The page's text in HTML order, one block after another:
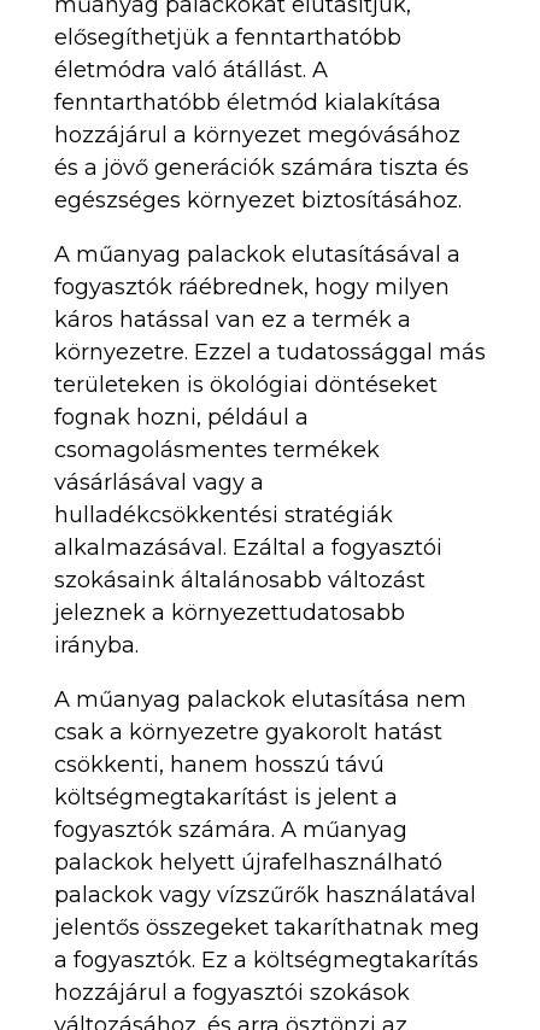
elősegíthetjük a fenntarthatóbb
életmódra való átállást. A
fenntarthatóbb életmód kialakítása
hozzájárul a környezet megóvásához
és a jövő generációk számára tiszta és
egészséges környezet biztosításához.
A műanyag palackok elutasításával a
fogyasztók ráébrednek, hogy milyen
káros hatással van ez a termék a
környezetre. Ezzel a tudatossággal más
területeken is ökológiai döntéseket
fognak hozni, például a
csomagolásmentes termékek
vásárlásával vagy a
hulladékcsökkentési stratégiák
alkalmazásával. Ezáltal a fogyasztói
szokásaink általánosabb változást
jeleznek a környezettudatosabb
irányba.
A műanyag palackok elutasítása nem
csak a környezetre gyakorolt hatást
csökkenti, hanem hosszú távú
költségmegtakarítást is jelent a
fogyasztók számára. A műanyag
palackok helyett újrafelhasználható
palackok vagy vízszűrők használatával
jelentős összegeket takaríthatnak meg
a fogyasztók. Ez a költségmegtakarítás
hozzájárul a fogyasztói szokások